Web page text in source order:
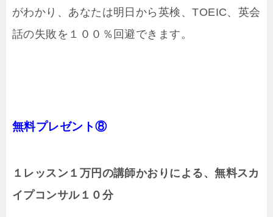
がわかり、あなたは明日から英検、TOEIC、英会
話の失敗を１００％回避できます。
無料プレゼント⑧
１レッスン１万円の講師かおりによる、無料スカ
イプコンサル１０分